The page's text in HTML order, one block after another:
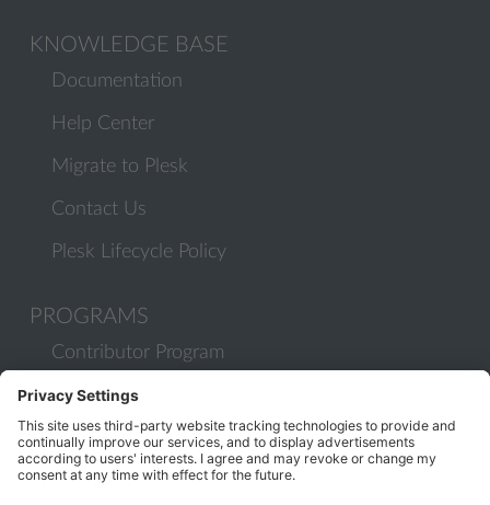
KNOWLEDGE BASE
Documentation
Help Center
Migrate to Plesk
Contact Us
Plesk Lifecycle Policy
PROGRAMS
Contributor Program
Partner Program
COMMUNITY